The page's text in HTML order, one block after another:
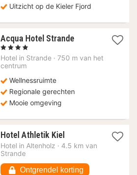
Uitzicht op de Kieler Fjord
Acqua Hotel Strande1
vanaf
, 4 Sterren
Hotel in Strande · 750 m van het
centrum
Wellnessruimte
Regionale gerechten
Mooie omgeving
Hotel Athletik Kiel1
nacht
€
Hotel in Altenholz · 4.5 km van
Strande
Ontgrendel korting